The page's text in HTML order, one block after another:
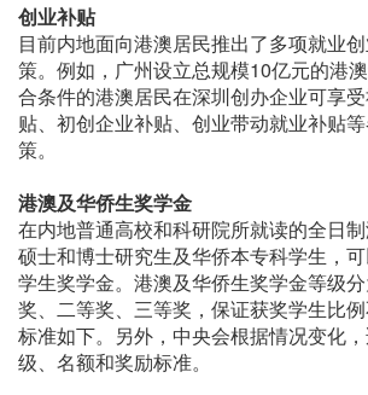
创业补贴
目前内地面向港澳居民推出了多项就业
策。例如，广州设立总规模10亿元的港
合条件的港澳居民在深圳创办企业可享
贴、初创企业补贴、创业带动就业补贴
策。
港澳及华侨生奖学金
在内地普通高校和科研院所就读的全日制
硕士和博士研究生及华侨本专科学生，
学生奖学金。港澳及华侨生奖学金等级
奖、二等奖、三等奖，保证获奖学生比
标准如下。另外，中央会根据情况变化
级、名额和奖励标准。